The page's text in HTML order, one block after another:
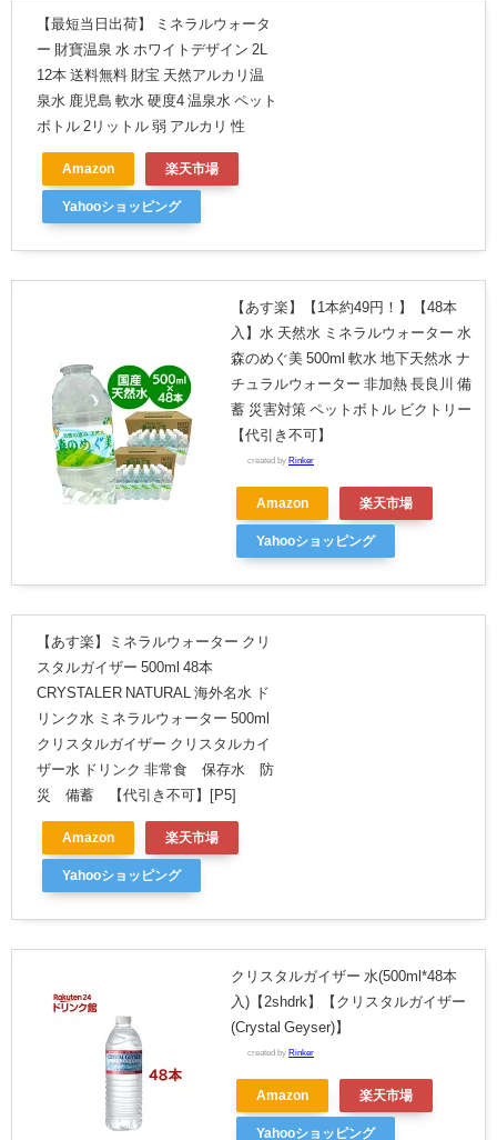
【最短当日出荷】 ミネラルウォータ
ー 財寶温泉 水 ホワイトデザイン 2L
12本 送料無料 財宝 天然アルカリ温
泉水 鹿児島 軟水 硬度4 温泉水 ペット
ボトル 2リットル 弱 アルカリ 性
Amazon 楽天市場
Yahooショッピング
【あす楽】【1本約49円！】【48本
入】水 天然水 ミネラルウォーター 水
森のめぐ美 500ml 軟水 地下天然水 ナ
チュラルウォーター 非加熱 長良川 備
蓄 災害対策 ペットボトル ビクトリー
【代引き不可】
created by Rinker
Amazon 楽天市場
Yahooショッピング
【あす楽】ミネラルウォーター クリ
スタルガイザー 500ml 48本
CRYSTALER NATURAL 海外名水 ド
リンク水 ミネラルウォーター 500ml
クリスタルガイザー クリスタルカイ
ザー水 ドリンク 非常食 保存水 防
災 備蓄 【代引き不可】[P5]
Amazon 楽天市場
Yahooショッピング
クリスタルガイザー 水(500ml*48本
入)【2shdrk】【クリスタルガイザー
(Crystal Geyser)】
created by Rinker
Amazon 楽天市場
Yahooショッピング